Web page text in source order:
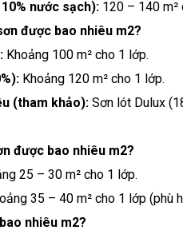
nước sạch): 120 – 140 m²
được bao nhiêu m2?
Khoảng 100 m² cho 1 lớp.
Khoảng 120 m² cho 1 lớp.
(tham khảo): Sơn lót Dulux
được bao nhiêu m2?
25 – 30 m² cho 1 lớp.
35 – 40 m² cho 1 lớp (phù
nhiêu m2?